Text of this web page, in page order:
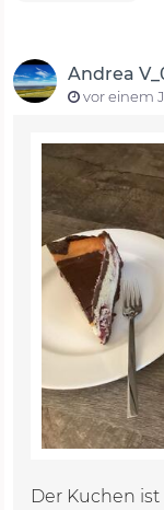
Andrea
vor einem
Der Kuchen